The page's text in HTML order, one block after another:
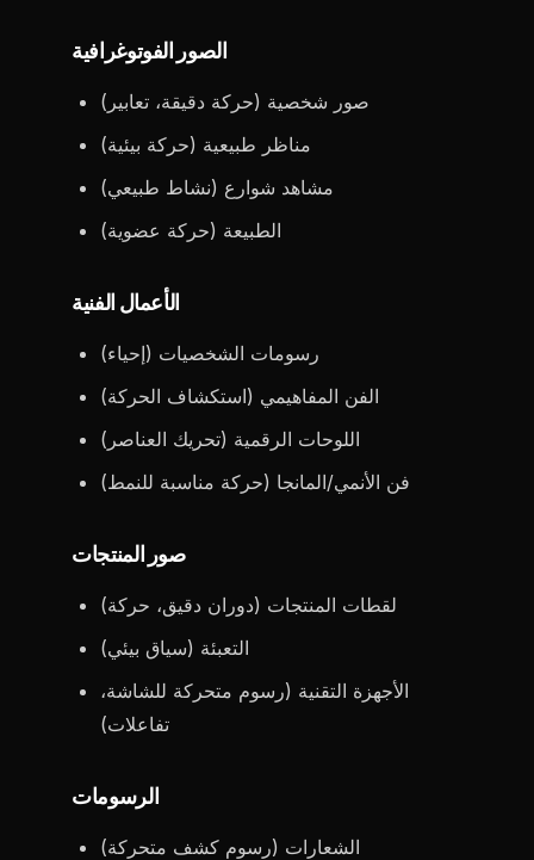
الصور الفوتوغرافية
صور شخصية (حركة دقيقة، تعابير)
مناظر طبيعية (حركة بيئية)
مشاهد شوارع (نشاط طبيعي)
الطبيعة (حركة عضوية)
الأعمال الفنية
رسومات الشخصيات (إحياء)
الفن المفاهيمي (استكشاف الحركة)
اللوحات الرقمية (تحريك العناصر)
فن الأنمي/المانجا (حركة مناسبة للنمط)
صور المنتجات
لقطات المنتجات (دوران دقيق، حركة)
التعبئة (سياق بيئي)
الأجهزة التقنية (رسوم متحركة للشاشة،
تفاعلات)
الرسومات
الشعارات (رسوم كشف متحركة)